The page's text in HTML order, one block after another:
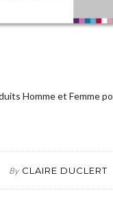
Homme et Femme
By CLAIRE DUCLERT